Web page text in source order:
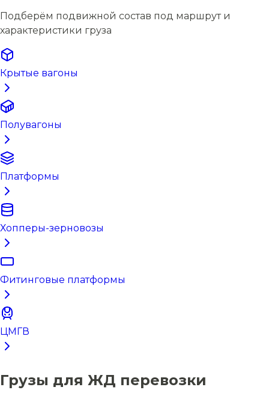
Подберём подвижной состав под маршрут и
характеристики груза
Крытые вагоны
Полувагоны
Платформы
Хопперы-зерновозы
Фитинговые платформы
ЦМГВ
Грузы для ЖД перевозки